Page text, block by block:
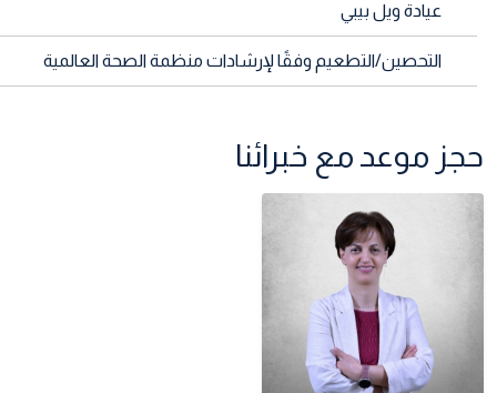
عيادة ويل بيبي
التحصين/التطعيم وفقًا لإرشادات منظمة الصحة العالمية
حجز موعد مع خبرائنا